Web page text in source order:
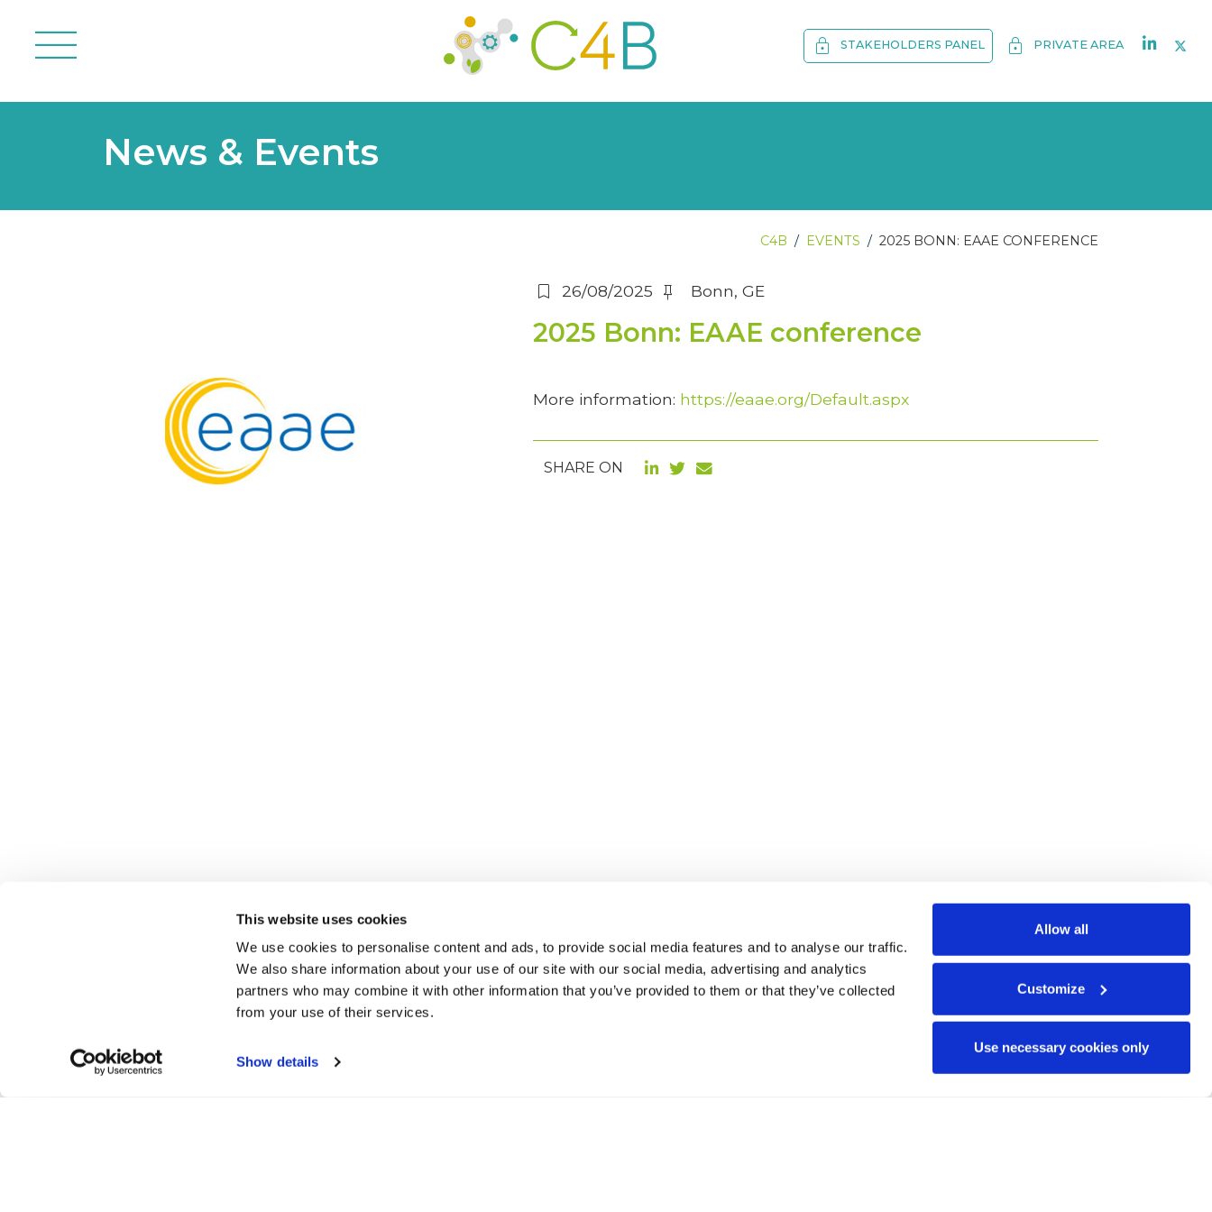
This website uses cookies
We use cookies to personalise content and ads, to provide social media features and to analyse our traffic.
We also share information about your use of our site with our social media, advertising and analytics
partners who may combine it with other information that you’ve provided to them or that they’ve collected
from your use of their services.
Show details
Allow all
Customize
Use necessary cookies only
menu lock STAKEHOLDERS PANEL lock PRIVATE AREA
News & Events
C4B EVENTS 2025 BONN: EAAE CONFERENCE
bookmark 26/08/2025 push_pin Bonn, GE
2025 Bonn: EAAE conference
More information: https://eaae.org/Default.aspx
SHARE ON